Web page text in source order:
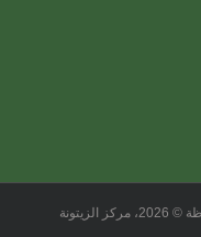
حقوق النشر محفوظة © 2026، مركز الزيتونة